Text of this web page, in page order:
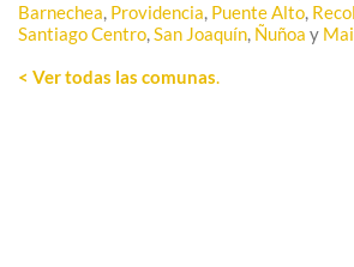
Barnechea, Providencia, Puente Alto,
Santiago Centro,San Joaquín, Ñuñoa y
< Ver todas las comunas.